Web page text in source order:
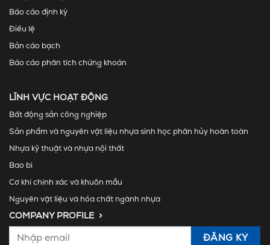
Báo cáo định kỳ
Điều lệ
Bản cáo bạch
Báo cáo phân tích chứng khoán
LĨNH VỰC HOẠT ĐỘNG
Bất động sản công nghiệp
Sản phẩm và nguyên vật liệu nhựa sinh học phân hủy hoàn toàn
Nhựa kỹ thuật và nhựa nội thất
Bao bì
Cơ khí chính xác và khuôn mẫu
Nguyên vật liệu và hóa chất ngành nhựa
COMPANY PROFILE >